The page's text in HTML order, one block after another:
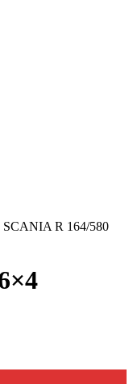
SCANIA R 164/580